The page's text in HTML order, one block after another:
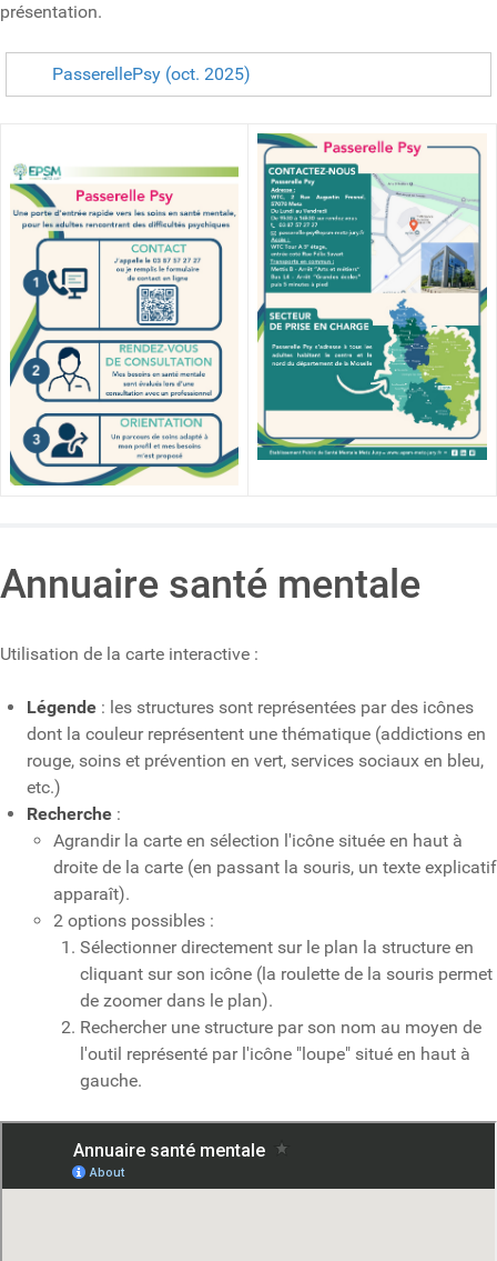
présentation.
PasserellePsy (oct. 2025)
Annuaire santé mentale
Utilisation de la carte interactive :
Légende : les structures sont représentées par des icônes
dont la couleur représentent une thématique (addictions en
rouge, soins et prévention en vert, services sociaux en bleu,
etc.)
Recherche :
Agrandir la carte en sélection l'icône située en haut à
droite de la carte (en passant la souris, un texte explicatif
apparaît).
2 options possibles :
Sélectionner directement sur le plan la structure en
cliquant sur son icône (la roulette de la souris permet
de zoomer dans le plan).
Rechercher une structure par son nom au moyen de
l'outil représenté par l'icône "loupe" situé en haut à
gauche.